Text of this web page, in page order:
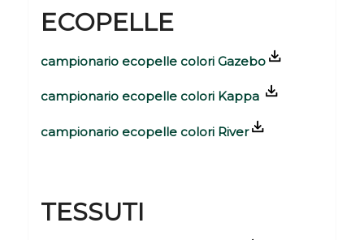
ECOPELLE
campionario ecopelle colori Gazebo
campionario ecopelle colori Kappa
campionario ecopelle colori River
TESSUTI